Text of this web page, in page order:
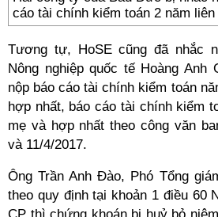
cáo tài chính kiểm toán 2 năm liên
Tương tự, HoSE cũng đã nhắc
Nông nghiệp quốc tế Hoàng Anh
nộp báo cáo tài chính kiểm toán
hợp nhất, báo cáo tài chính kiểm
mẹ và hợp nhất theo công văn
và 11/4/2017.
Ông Trần Anh Đào, Phó Tổng
theo quy định tại khoản 1 điều 60